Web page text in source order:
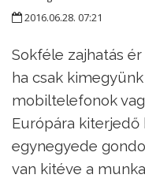
2016.06.28. 07:21
Sokféle zajhatás
ha csak
mobiltelefonok
Európára
egynegyede
van kitéve a